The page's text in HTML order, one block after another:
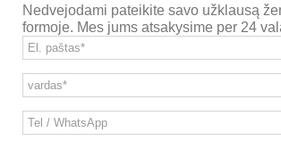
Nedvejodami pateikite savo užklausą
formoje. Mes jums atsakysime per 24